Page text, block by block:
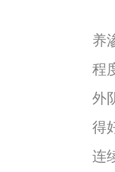
养
程
外
得
连